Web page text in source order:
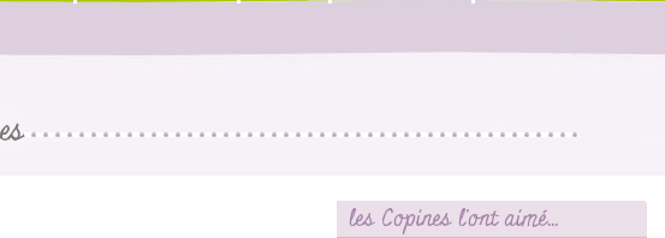
les Copines l'ont aimé...